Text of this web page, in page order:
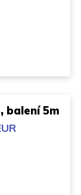
balení 5m